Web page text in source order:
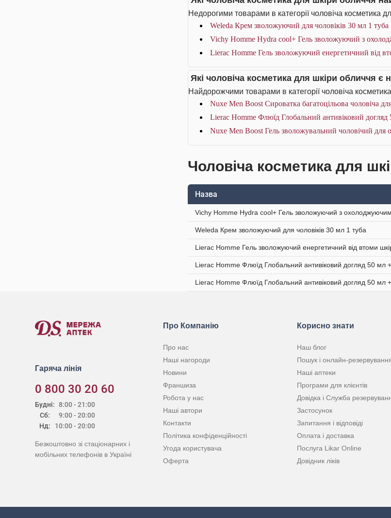
Недорогими товарами в категорії чоловіча косметика
Weleda Крем зволожуючий для чоловіків 30 мл 1 туба
Vichy Homme Hydra cool+ Гель зволожуючий з
Lierac Homme Гель зволожуючий енергетичний від
Які чоловіча косметика для шкіри обличчя є
Найдорожчими товарами в категорії чоловіча
Nuxe Men Boost Сироватка багатоцільова чоловіча
Lierac Homme Флюїд Глобальний антивіковий догляд
Nuxe Men Boost Гель зволожувальний чоловічий для
Чоловіча косметика для
Назва
Vichy Homme Hydra cool+ Гель зволожуючий з
Weleda Крем зволожуючий для чоловіків 30 мл 1 туба
Lierac Homme Гель зволожуючий енергетичний від втоми
Lierac Homme Флюїд Глобальний антивіковий догляд 50 мл
Lierac Homme Флюїд Глобальний антивіковий догляд 50 мл
Гаряча лінія
0 800 30 20 60
Будні:
Сб:
Нд:
8:00 - 21:00
9:00 - 20:00
10:00 - 20:00
Безкоштовно зі стаціонарних і
мобільних телефонів в Україні
Про Компанію
Про нас
Наші нагороди
Новини
Франшиза
Робота у нас
Наші автори
Контакти
Політика конфіденційності
Угода користувача
Оферта
Корисно знати
Наш блог
Пошук і онлайн-резервування
Наші аптеки
Програми для клієнтів
Довідка і Служба
Застосунок
Запитання і відповіді
Оплата і доставка
Послуга Likar Online
Довідник ліків